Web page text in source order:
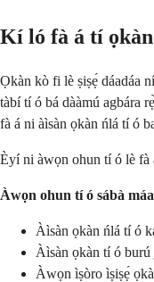
Kí ló fà á tí ọkàn
Ọkàn kò fi lè ṣiṣẹ́ dáadáa
tàbí tí ó bá dààmú agbára
fà á ni àìsàn ọkàn ńlá tí ó
Èyí ni àwọn ohun tí ó lè fà
Àwọn ohun tí ó sábà
Àìsàn ọkàn ńlá tí ó
Àìsàn ọkàn tí ó
Àwọn ìṣòro ìṣiṣẹ́